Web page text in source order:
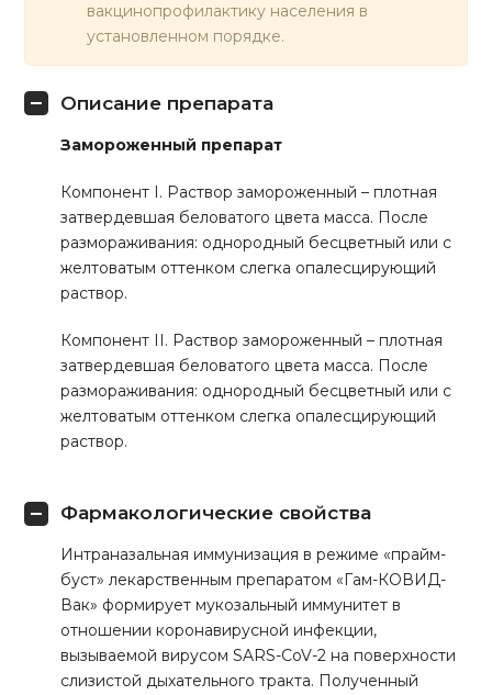
вакцинопрофилактику населения в
установленном порядке.
Описание препарата
Замороженный препарат
Компонент I. Раствор замороженный – плотная
затвердевшая беловатого цвета масса. После
размораживания: однородный бесцветный или с
желтоватым оттенком слегка опалесцирующий
раствор.
Компонент II. Раствор замороженный – плотная
затвердевшая беловатого цвета масса. После
размораживания: однородный бесцветный или с
желтоватым оттенком слегка опалесцирующий
раствор.
Фармакологические свойства
Интраназальная иммунизация в режиме «прайм-
буст» лекарственным препаратом «Гам-КОВИД-
Вак» формирует мукозальный иммунитет в
отношении коронавирусной инфекции,
вызываемой вирусом SARS-CoV-2 на поверхности
слизистой дыхательного тракта. Полученный